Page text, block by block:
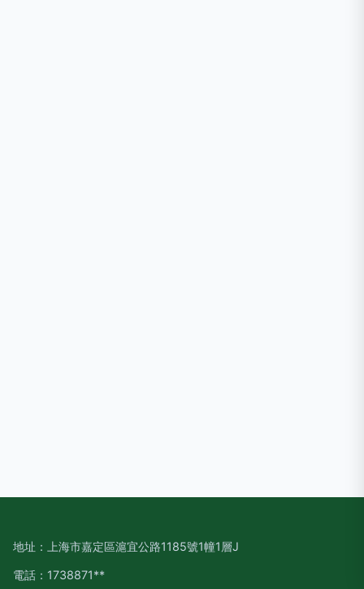
地址：上海市嘉定區滬宜公路1185號1幢1層J
電話：1738871**